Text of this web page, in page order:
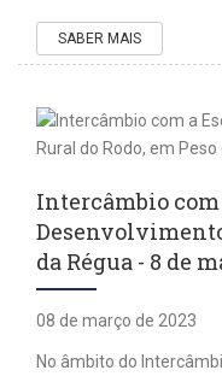
SABER MAIS
Intercâmbio
da Régua - 8 de
08 de março de 2023
No âmbito do